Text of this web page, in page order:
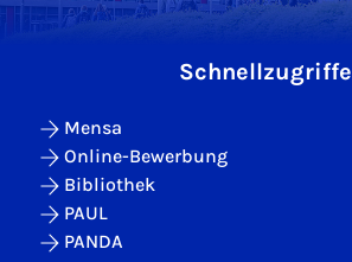
Schnellzugriffe
Mensa
Online-Bewerbung
Bibliothek
PAUL
PANDA